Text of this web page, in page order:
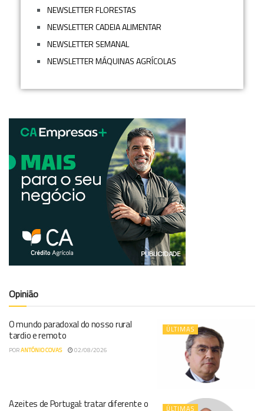
NEWSLETTER FLORESTAS
NEWSLETTER CADEIA ALIMENTAR
NEWSLETTER SEMANAL
NEWSLETTER MÁQUINAS AGRÍCOLAS
Opinião
ÚLTIMAS
O mundo paradoxal do nosso rural
tardio e remoto
PORANTÓNIO COVAS 02/08/2026
ÚLTIMAS
Azeites de Portugal: tratar diferente o